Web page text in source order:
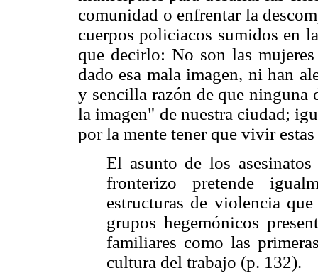
comunidad o enfrentar la
cuerpos policiacos sumidos en
que decirlo: No son las
dado esa mala imagen, ni han
y sencilla razón de que ninguna
la imagen" de nuestra ciudad;
por la mente tener que vivir
El asunto de los
fronterizo pretende
estructuras de violencia
grupos hegemónicos
familiares como las
cultura del trabajo (p. 132).